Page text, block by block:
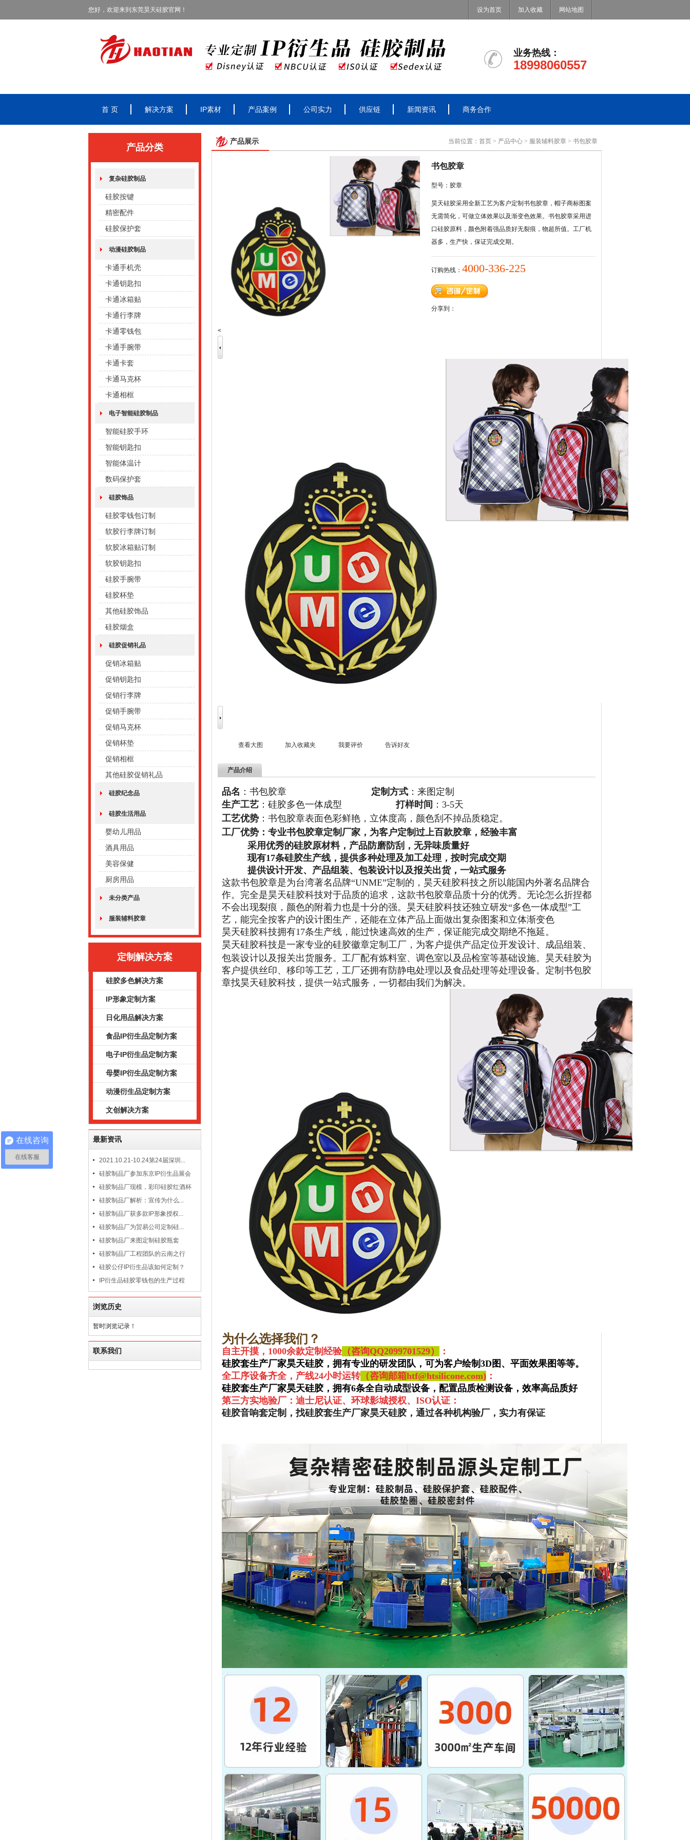
您好，欢迎来到东莞昊天硅胶官网！ 设为首页 加入收藏 网站地图
业务热线：
18998060557
首 页 解决方案 IP素材 产品案例 公司实力 供应链 新闻资讯 商务合作
产品分类
复杂硅胶制品
硅胶按键
精密配件
硅胶保护套
动漫硅胶制品
卡通手机壳
卡通钥匙扣
卡通冰箱贴
卡通行李牌
卡通零钱包
卡通手腕带
卡通卡套
卡通马克杯
卡通相框
电子智能硅胶制品
智能硅胶手环
智能钥匙扣
智能体温计
数码保护套
硅胶饰品
硅胶零钱包订制
软胶行李牌订制
软胶冰箱贴订制
软胶钥匙扣
硅胶手腕带
硅胶杯垫
其他硅胶饰品
硅胶烟盒
硅胶促销礼品
促销冰箱贴
促销钥匙扣
促销行李牌
促销手腕带
促销马克杯
促销杯垫
促销相框
其他硅胶促销礼品
硅胶纪念品
硅胶生活用品
婴幼儿用品
酒具用品
美容保健
厨房用品
未分类产品
服装辅料胶章
定制解决方案
硅胶多色解决方案
IP形象定制方案
日化用品解决方案
食品IP衍生品定制方案
电子IP衍生品定制方案
母婴IP衍生品定制方案
动漫衍生品定制方案
文创解决方案
最新资讯
2021.10.21-10.24第24届深圳...
硅胶制品厂参加东京IP衍生品展会
硅胶制品厂现模，彩印硅胶红酒杯
硅胶制品厂解析：宣传为什么...
硅胶制品厂获多款IP形象授权...
硅胶制品厂为贸易公司定制硅...
硅胶制品厂来图定制硅胶瓶套
硅胶制品厂工程团队的云南之行
硅胶公仔IP衍生品该如何定制？
IP衍生品硅胶零钱包的生产过程
浏览历史
暂时浏览记录！
联系我们
产品展示 当前位置： 首页 > 产品中心 > 服装辅料胶章 > 书包胶章
<
查看大图 加入收藏夹 我要评价 告诉好友
书包胶章
型号：胶章
昊天硅胶采用全新工艺为客户定制书包胶章，帽子商标图案
无需简化，可做立体效果以及渐变色效果。书包胶章采用进
口硅胶原料，颜色附着强品质好无裂痕，物超所值。工厂机
器多，生产快，保证完成交期。
订购热线： 4000-336-225
分享到：
产品介绍
品名 ：书包胶章 定制方式 ：来图定制
生产工艺 ：硅胶多色一体成型 打样时间 ：3-5天
工艺优势 ：书包胶章表面色彩鲜艳，立体度高，颜色刮不掉品质稳定。
工厂优势：专业书包胶章定制厂家 ，为客户定制过上百款胶章，经验丰富
采用优秀的硅胶原材料，产品防磨防刮，无异味质量好
现有17条硅胶生产线，提供多种处理及加工处理，按时完成交期
提供设计开发、产品组装、包装设计以及报关出货，一站式服务
这款书包胶章是为台湾著名品牌“UNME”定制的，昊天硅胶科技之所以能国内外著名品牌合
作。完全是昊天硅胶科技对于品质的追求，这款书包胶章品质十分的优秀。无论怎么折捏都
不会出现裂痕，颜色的附着力也是十分的强。昊天硅胶科技还独立研发“多色一体成型”工
艺，能完全按客户的设计图生产，还能在立体产品上面做出复杂图案和立体渐变色
昊天硅胶科技拥有17条生产线，能过快速高效的生产，保证能完成交期绝不拖延。
昊天硅胶科技是一家专业的硅胶徽章定制工厂 ，为客户提供产品定位开发设计、成品组装、
包装设计以及报关出货服务。工厂配有炼料室、调色室以及品检室等基础设施。昊天硅胶为
客户提供丝印、移印等工艺，工厂还拥有防静电处理以及食品处理等处理设备。定制书包胶
章找昊天硅胶科技，提供一站式服务，一切都由我们为解决。
为什么选择我们？
自主开摸，1000余款定制经验 （咨询QQ2099701529）
：
硅胶套生产厂家昊天硅胶，拥有专业的研发团队，可为客户绘制3D图、平面效果图等等。
全工序设备齐全，产线24小时运转 （咨询邮箱htf@htsilicone.com) ：
硅胶套生产厂家昊天硅胶，拥有6条全自动成型设备，配置品质检测设备，效率高品质好
第三方实地验厂：迪士尼认证、环球影城授权、ISO认证：
硅胶音响套定制，找硅胶套生产厂家昊天硅胶，通过各种机构验厂，实力有保证
在线咨询
在线客服